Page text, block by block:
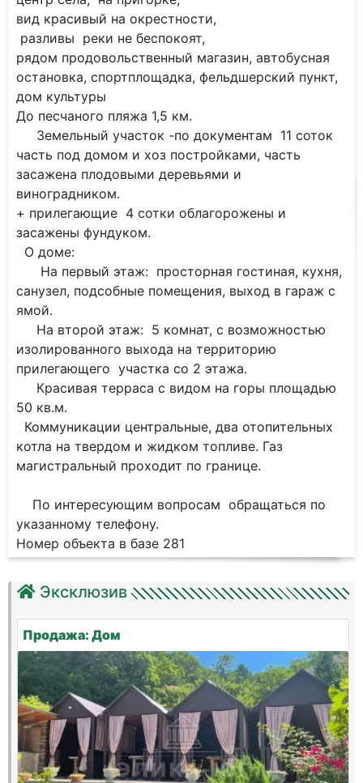
вид красивый на окрестности,
разливы реки не беспокоят,
рядом продовольственный магазин, автобусная
остановка, спортплощадка, фельдшерский пункт,
дом культуры
До песчаного пляжа 1,5 км.
Земельный участок -по документам 11 соток
часть под домом и хоз постройками, часть
засажена плодовыми деревьями и
виноградником.
+ прилегающие 4 сотки облагорожены и
засажены фундуком.
О доме:
На первый этаж: просторная гостиная, кухня,
санузел, подсобные помещения, выход в гараж с
ямой.
На второй этаж: 5 комнат, с возможностью
изолированного выхода на территорию
прилегающего участка со 2 этажа.
Красивая терраса с видом на горы площадью
50 кв.м.
Коммуникации центральные, два отопительных
котла на твердом и жидком топливе. Газ
магистральный проходит по границе.
По интересующим вопросам обращаться по
указанному телефону.
Номер объекта в базе 281
Эксклюзив
Продажа: Дом